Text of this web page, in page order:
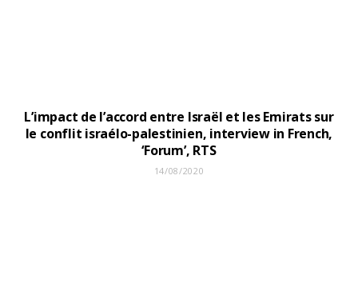
L’impact de l’accord entre Israël et les Emirats sur
le conflit israélo-palestinien, interview in French,
‘Forum’, RTS
14/08/2020